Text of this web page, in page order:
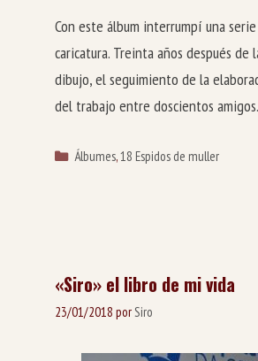
Con este álbum interrumpí una
caricatura. Treinta años después
dibujo, el seguimiento de la
del trabajo entre doscientos
Categorías
Álbumes,18 Espidos de muller
«Siro» el libro de mi vida
23/01/2018 porSiro